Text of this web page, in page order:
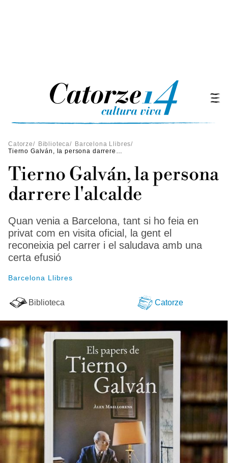
Catorze/ Biblioteca/ Barcelona Llibres/
Tierno Galván, la persona darrere l'alcalde
Tierno Galván, la persona
darrere l'alcalde
Quan venia a Barcelona, tant si ho feia en
privat com en visita oficial, la gent el
reconeixia pel carrer i el saludava amb una
certa efusió
Barcelona Llibres
Biblioteca Catorze